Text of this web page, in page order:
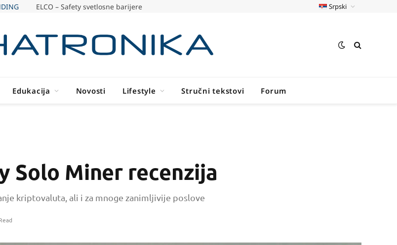
ELCO – Safety svetlosne barijere Srpski
Edukacija Novosti Lifestyle Stručni tekstovi Forum
Solo Miner recenzija
kriptovaluta, ali i za mnoge zanimljivije poslove